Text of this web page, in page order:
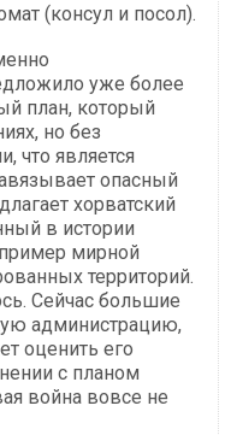
(консул и посол).
уже более
план, который
но без
что является
опасный
хорватский
в истории
мирной
территорий.
Сейчас большие
администрацию,
оценить его
с планом
война вовсе не